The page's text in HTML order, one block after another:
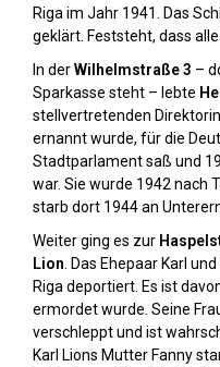
Riga im Jahr 1941. Das
geklärt. Feststeht, dass
In derWilhelmstraße 3 –
Sparkasse steht – lebte
stellvertretenden
ernannt wurde, für die
Stadtparlament saß und
war. Sie wurde 1942 nach
starb dort 1944 an
Weiter ging es zur
Lion . Das Ehepaar Karl
Riga deportiert. Es ist
ermordet wurde. Seine
verschleppt und ist
Karl Lions Mutter Fanny